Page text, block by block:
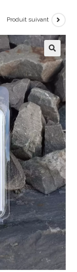
Produit suivant